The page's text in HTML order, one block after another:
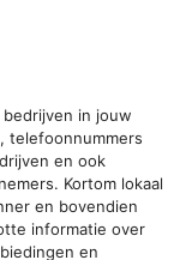
in jouw
telefoonnummers
en ook
Kortom lokaal
en bovendien
informatie over
en